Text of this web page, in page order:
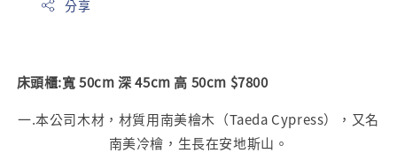
分享
床頭櫃:寬 50cm 深 45cm 高 50cm $7800
一.本公司木材，材質用南美檜木（Taeda Cypress），又名
南美冷檜，生長在安地斯山。